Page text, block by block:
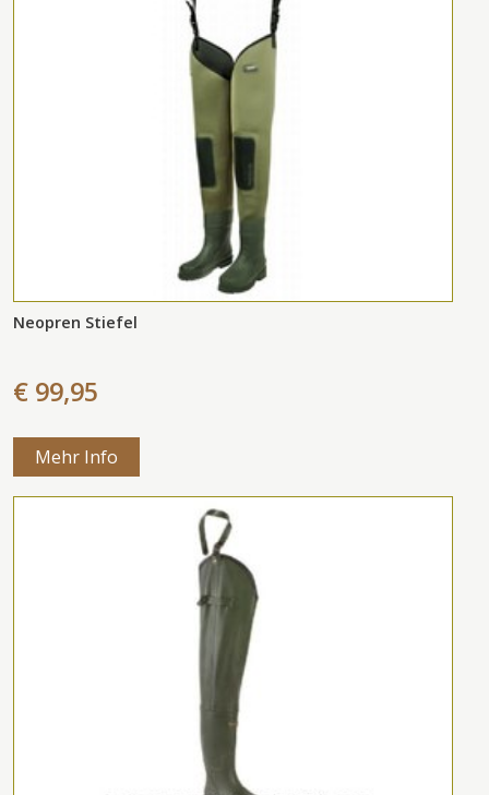
Neopren Stiefel
€ 99,95
Mehr Info